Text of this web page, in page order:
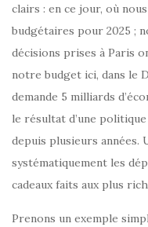
clairs : en ce jour, où
budgétaires pour 2025 ;
décisions prises à Paris
notre budget ici, dans le
demande 5 milliards
le résultat d’une
depuis plusieurs
systématiquement les
cadeaux faits aux plus
Prenons un exemple